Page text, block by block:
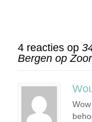
4 reacties op
Bergen op